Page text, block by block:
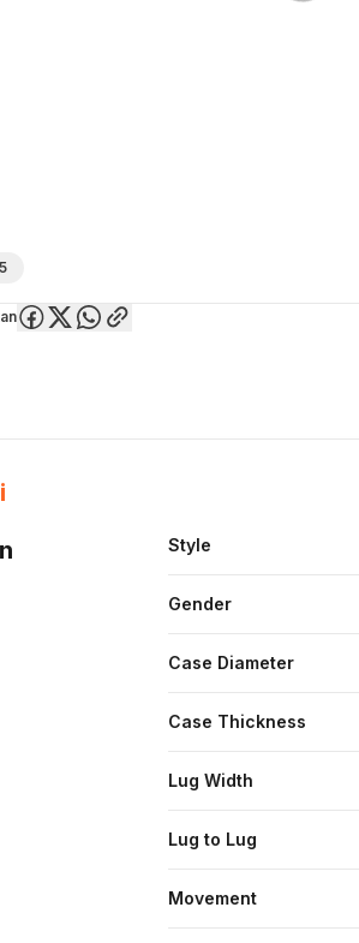
Style
Gender
Case Diameter
Case Thickness
Lug Width
Lug to Lug
Movement